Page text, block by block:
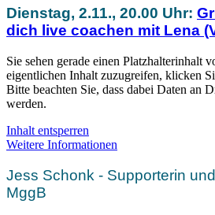
Dienstag, 2.11., 20.00 Uhr:
dich live coachen mit Lena
Sie sehen gerade einen Platzhalterinhalt
eigentlichen Inhalt zuzugreifen, klicken
Bitte beachten Sie, dass dabei Daten an
werden.
Inhalt entsperren
Weitere Informationen
Jess Schonk - Supporterin
MggB